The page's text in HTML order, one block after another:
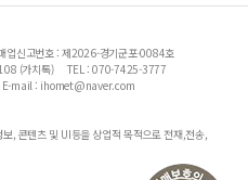
업신고번호 : 제2026-경기군포-0084호
(가치톡)
TEL : 070-7425-3777
E-mail : ihomet@naver.com
, 콘텐츠 및 UI등을 상업적 목적으로 전재,전송,